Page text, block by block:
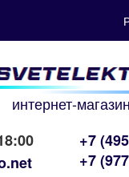
интернет-
+7
+7